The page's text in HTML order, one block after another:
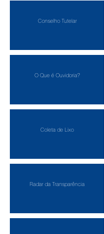
Conselho Tutelar
O Que é Ouvidoria?
Coleta de Lixo
Radar da Transparência